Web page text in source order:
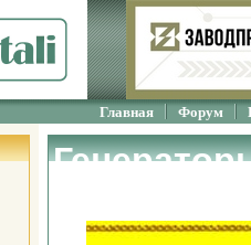
Главная Форум